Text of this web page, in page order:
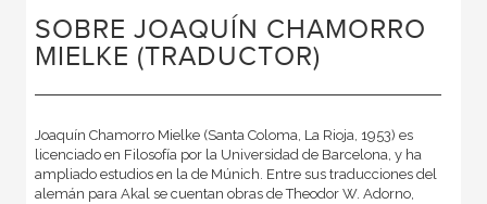
SOBRE JOAQUÍN CHAMORRO
MIELKE (TRADUCTOR)
Joaquín Chamorro Mielke (Santa Coloma, La Rioja, 1953) es
licenciado en Filosofía por la Universidad de Barcelona, y ha
ampliado estudios en la de Múnich. Entre sus traducciones del
alemán para Akal se cuentan obras de Theodor W. Adorno,